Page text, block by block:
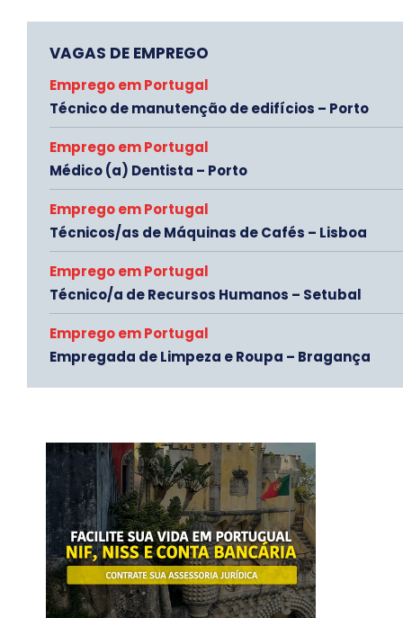
VAGAS DE EMPREGO
Emprego em Portugal
Técnico de manutenção de edifícios – Porto
Emprego em Portugal
Médico (a) Dentista – Porto
Emprego em Portugal
Técnicos/as de Máquinas de Cafés – Lisboa
Emprego em Portugal
Técnico/a de Recursos Humanos – Setubal
Emprego em Portugal
Empregada de Limpeza e Roupa – Bragança